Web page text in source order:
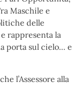
Maschile e
delle
rappresenta la
porta sul cielo… e
l’Assessore alla